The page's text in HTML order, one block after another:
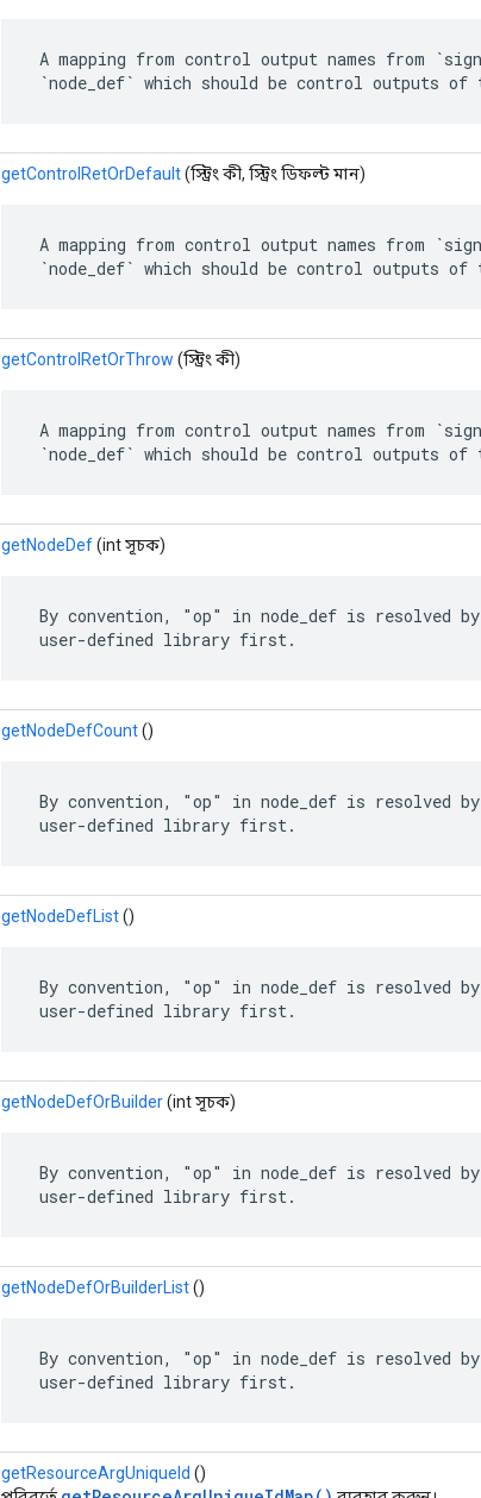
A mapping from control output names from
`node_def` which should be control outputs
getControlRetOrDefault(স্ট্রিং কী, স্ট্রিং ডিফল্ট মান)
A mapping from control output names from
`node_def` which should be control outputs
getControlRetOrThrow (স্ট্রিং কী)
A mapping from control output names from
`node_def` which should be control outputs
getNodeDef(int সূচক)
By convention, "op" in node_def is resolved
user-defined library first.
getNodeDefCount()
By convention, "op" in node_def is resolved
user-defined library first.
getNodeDefList()
By convention, "op" in node_def is resolved
user-defined library first.
getNodeDefOrBuilder(int সূচক)
By convention, "op" in node_def is resolved
user-defined library first.
getNodeDefOrBuilderList()
By convention, "op" in node_def is resolved
user-defined library first.
getResourceArgUniqueId ()